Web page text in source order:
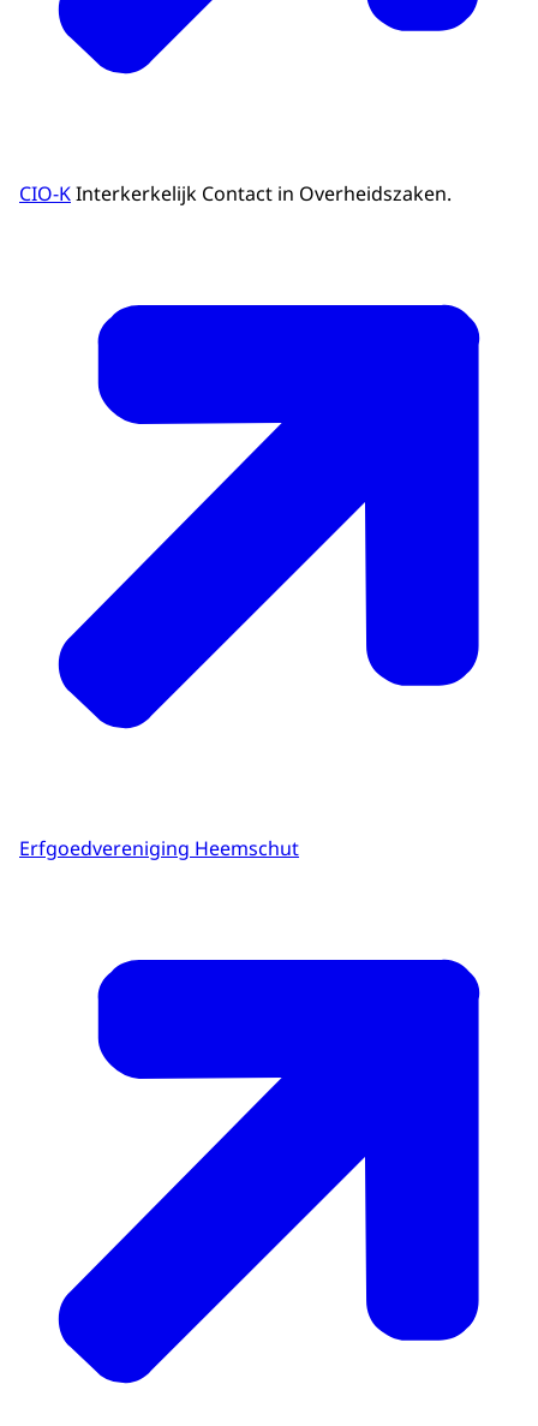
CIO-KInterkerkelijk Contact in Overheidszaken.
Erfgoedvereniging Heemschut